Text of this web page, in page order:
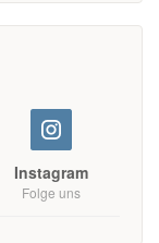
Instagram
Folge uns